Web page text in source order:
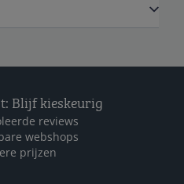
Blijf kieskeurig
reviews
webshops
prijzen